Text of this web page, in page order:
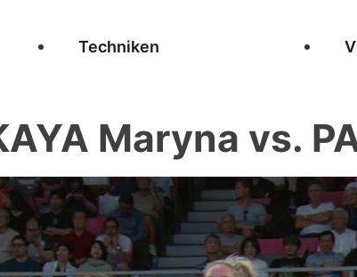
Techniken
Maryna vs.